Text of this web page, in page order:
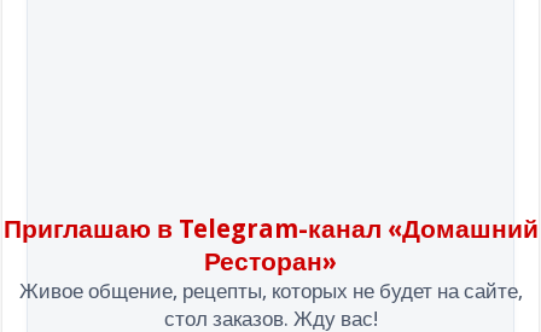
Приглашаю в Telegram-канал «Домашний
Ресторан»
Живое общение, рецепты, которых не будет на сайте,
стол заказов. Жду вас!